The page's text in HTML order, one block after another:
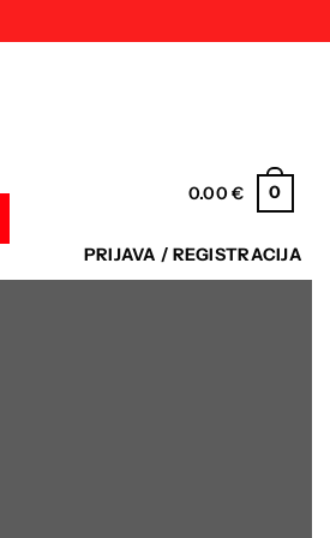
0.00€ 0
PRIJAVA / REGISTRACIJA